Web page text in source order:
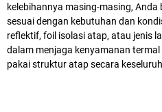
kelebihannya masing-masing,
sesuai dengan kebutuhan dan
reflektif, foil isolasi atap, atau jenis
dalam menjaga kenyamanan
pakai struktur atap secara